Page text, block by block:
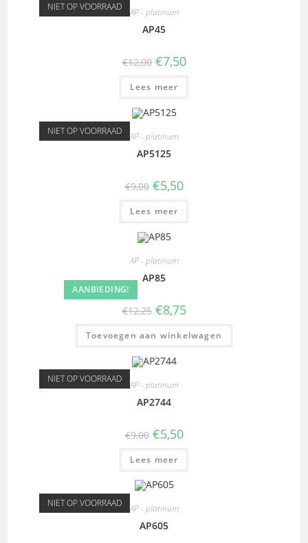
NIET OP VOORRAAD AP - platinum
AP45
€12,00 €7,50
Lees meer
NIET OP VOORRAAD AP - platinum
AP5125
€9,00 €5,50
Lees meer
AANBIEDING!
AP - platinum
AP85
€12,25 €8,75
Toevoegen aan winkelwagen
NIET OP VOORRAAD AP - platinum
AP2744
€9,00 €5,50
Lees meer
NIET OP VOORRAAD AP - platinum
AP605